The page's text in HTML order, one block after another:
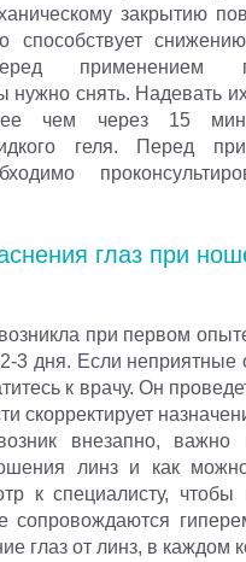
закрытию
способствует
применением
нужно снять. Надевать
чем через 15
геля. Перед
глаз при
при первом
3 дня. Если
к врачу. Он
скорректирует
внезапно, важно
линз и как
к специалисту, чтобы
сопровождаются
глаз от линз, в каждом